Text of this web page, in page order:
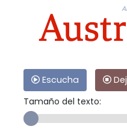
Escucha
Tamaño del texto: